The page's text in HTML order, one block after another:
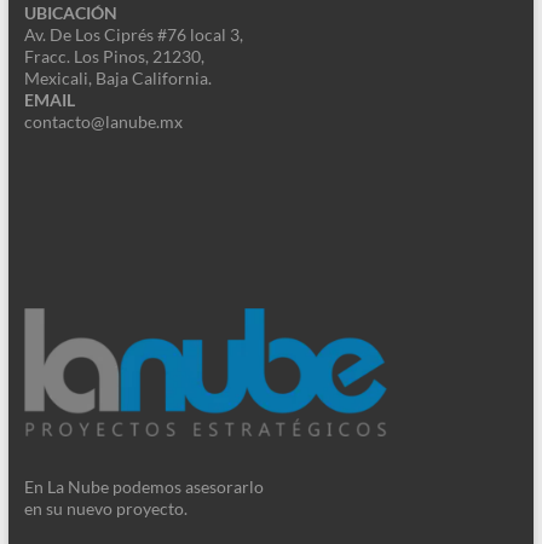
UBICACIÓN
Av. De Los Ciprés #76 local 3,
Fracc. Los Pinos, 21230,
Mexicali, Baja California.
EMAIL
contacto@lanube.mx
En La Nube podemos asesorarlo
en su nuevo proyecto.